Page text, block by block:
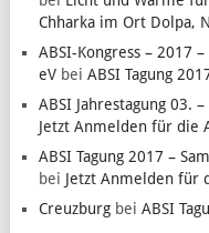
Chharka im Ort Dolpa,
ABSI-Kongress – 2017
eVbei ABSI Tagung
ABSI Jahrestagung 03.
Jetzt Anmelden für die
ABSI Tagung 2017 –
bei Jetzt Anmelden für
Creuzburgbei ABSI